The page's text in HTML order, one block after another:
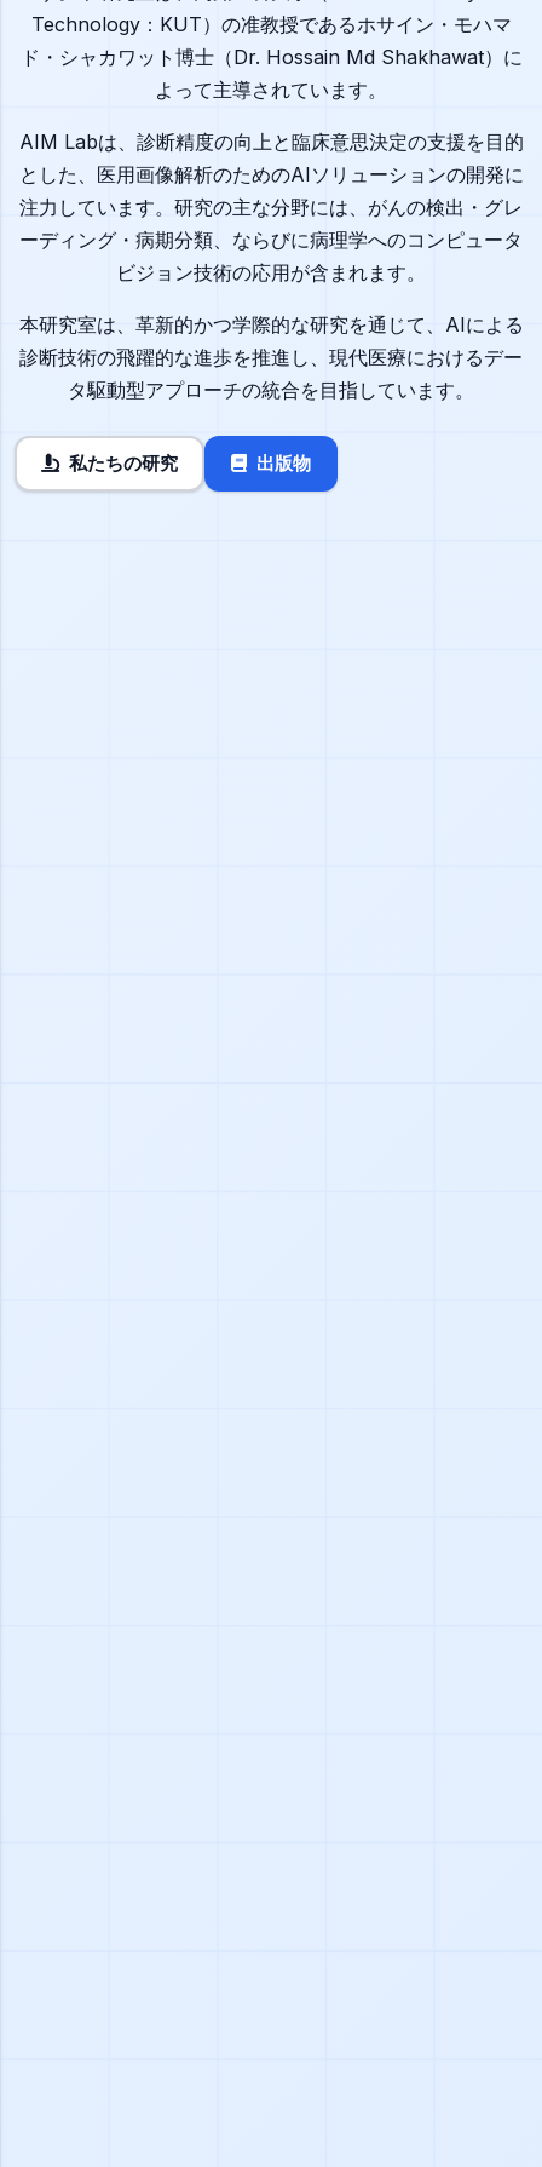
Technology：KUT）の准教授であるホサイン・モハマ
ド・シャカワット博士（Dr. Hossain Md Shakhawat）に
よって主導されています。
AIM Labは、診断精度の向上と臨床意思決定の支援を目的
とした、医用画像解析のためのAIソリューションの開発に
注力しています。研究の主な分野には、がんの検出・グレ
ーディング・病期分類、ならびに病理学へのコンピュータ
ビジョン技術の応用が含まれます。
本研究室は、革新的かつ学際的な研究を通じて、AIによる
診断技術の飛躍的な進歩を推進し、現代医療におけるデー
タ駆動型アプローチの統合を目指しています。
私たちの研究 出版物